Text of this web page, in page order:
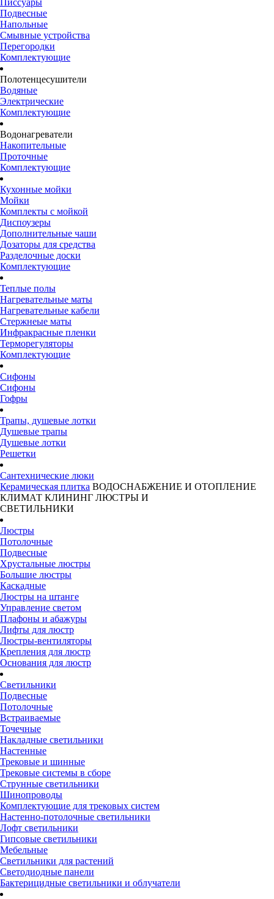
Писсуары
Подвесные
Напольные
Смывные устройства
Перегородки
Комплектующие
Полотенцесушители
Водяные
Электрические
Комплектующие
Водонагреватели
Накопительные
Проточные
Комплектующие
Кухонные мойки
Мойки
Комплекты с мойкой
Диспоузеры
Дополнительные чаши
Дозаторы для средства
Разделочные доски
Комплектующие
Теплые полы
Нагревательные маты
Нагревательные кабели
Стержнеые маты
Инфракрасные пленки
Терморегуляторы
Комплектующие
Сифоны
Сифоны
Гофры
Трапы, душевые лотки
Душевые трапы
Душевые лотки
Решетки
Сантехнические люки
Керамическая плитка ВОДОСНАБЖЕНИЕ И ОТОПЛЕНИЕ
КЛИМАТ КЛИНИНГ ЛЮСТРЫ И
СВЕТИЛЬНИКИ
Люстры
Потолочные
Подвесные
Хрустальные люстры
Большие люстры
Каскадные
Люстры на штанге
Управление светом
Плафоны и абажуры
Лифты для люстр
Люстры-вентиляторы
Крепления для люстр
Основания для люстр
Светильники
Подвесные
Потолочные
Встраиваемые
Точечные
Накладные светильники
Настенные
Трековые и шинные
Трековые системы в сборе
Струнные светильники
Шинопроводы
Комплектующие для трековых систем
Настенно-потолочные светильники
Лофт светильники
Гипсовые светильники
Мебельные
Светильники для растений
Светодиодные панели
Бактерицидные светильники и облучатели